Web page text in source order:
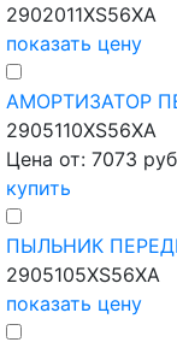
2902011XS56XA
показать цену
АМОРТИЗАТОР
2905110XS56XA
Цена от: 7073
купить
ПЫЛЬНИК
2905105XS56XA
показать цену